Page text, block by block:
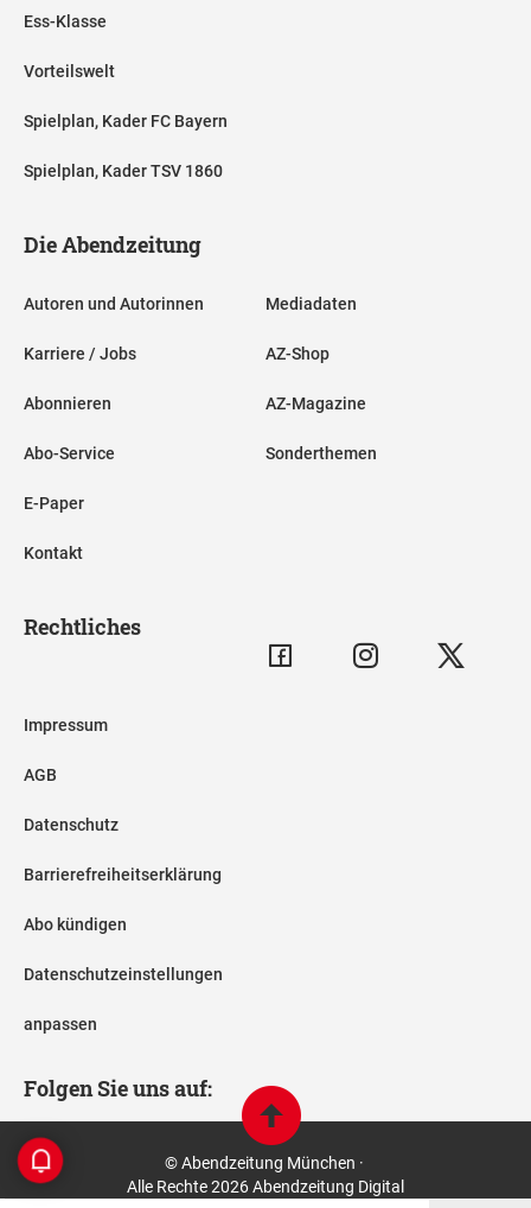
Ess-Klasse
Vorteilswelt
Spielplan, Kader FC Bayern
Spielplan, Kader TSV 1860
Die Abendzeitung
Autoren und Autorinnen
Karriere / Jobs
Abonnieren
Abo-Service
E-Paper
Kontakt
Mediadaten
AZ-Shop
AZ-Magazine
Sonderthemen
Rechtliches
Impressum
AGB
Datenschutz
Barrierefreiheitserklärung
Abo kündigen
Datenschutzeinstellungen
anpassen
Folgen Sie uns auf:
© Abendzeitung München ·
Alle Rechte 2026 Abendzeitung Digital